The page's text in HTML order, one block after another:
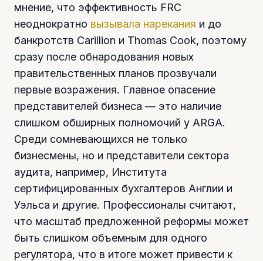
мнение, что эффективность FRC
неоднократно вызывала нарекания и до
банкротств Carillion и Thomas Cook, поэтому
сразу после обнародования новых
правительственных планов прозвучали
первые возражения. Главное опасение
представителей бизнеса — это наличие
слишком обширных полномочий у ARGA.
Среди сомневающихся не только
бизнесмены, но и представители сектора
аудита, например, Института
сертифицированных бухгалтеров Англии и
Уэльса и другие. Профессионалы считают,
что масштаб предложенной реформы может
быть слишком объемным для одного
регулятора, что в итоге может привести к